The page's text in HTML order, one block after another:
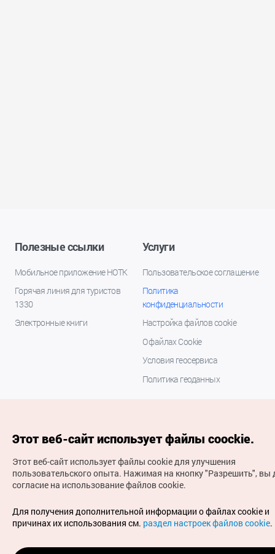
Полезные ссылки
Мобильное приложение НОТК
Горячая линия для туристов
1330
Электронные книги
Услуги
Пользовательское соглашение
Политика
конфиденциальности
Настройка файлов cookie
О файлах Cookie
Условия геосервиса
Политика геоданных
(с) Национальная организация туризма Кореи Все
права защищены
Для извещения об ошибках и проблемах, связанных с
работой веб-сайта, направляйте ваши запросы на
официальный адрес электронной почты
Этот веб-сайт использует файлы coockie.
Этот веб-сайт использует файлы cookie для улучшения
пользовательского опыта. Нажимая на кнопку "Разрешить", вы
согласие на использование файлов cookie.
Для получения дополнительной информации о файлах cookie и
причинах их использования см. раздел настроек файлов cookie.